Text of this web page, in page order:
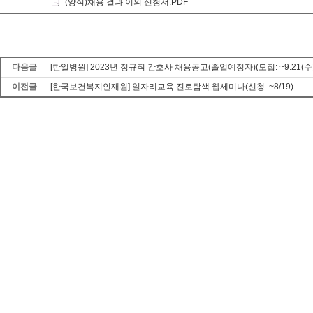
(양식)채용 결과 이의 신청서.PDF
다음글
[한일병원] 2023년 정규직 간호사 채용공고(졸업예정자)(모집: ~9.21(
이전글
[한국보건복지인재원] 일자리교육 진로탐색 웹세미나(신청: ~8/19)